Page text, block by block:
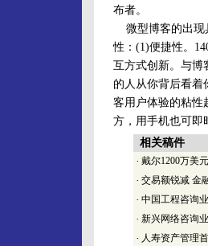
布者。
微型博客的出现
性：(1)便捷性。
互方式创新。与博
的人从你背后看着
客用户体验的粘性
方，用手机也可即
相关稿件
· 戴尔1200万美
· 交易额锐减 金
· 中国工程咨询
· 新兴网络咨询
· 人寿资产管理